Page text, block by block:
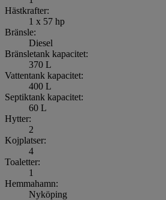
Hästkrafter:
1 x 57 hp
Bränsle:
Diesel
Bränsletank kapacitet:
370 L
Vattentank kapacitet:
400 L
Septiktank kapacitet:
60 L
Hytter:
2
Kojplatser:
4
Toaletter:
1
Hemmahamn:
Nyköping